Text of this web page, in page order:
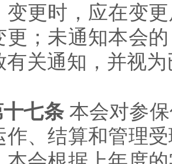
变更时， 应在变
更；未通知本会
有关通知，并视
七条 本会对参
作、结算和管理